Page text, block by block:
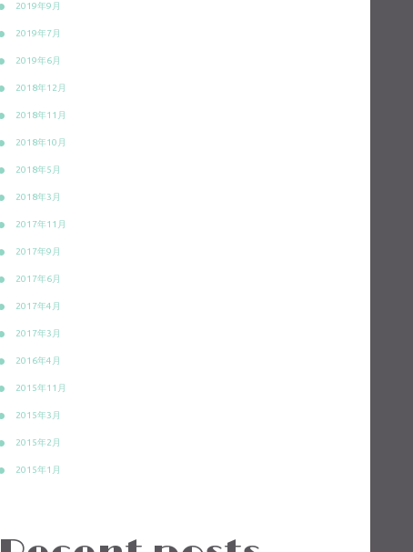
2019年9月
2019年7月
2019年6月
2018年12月
2018年11月
2018年10月
2018年5月
2018年3月
2017年11月
2017年9月
2017年6月
2017年4月
2017年3月
2016年4月
2015年11月
2015年3月
2015年2月
2015年1月